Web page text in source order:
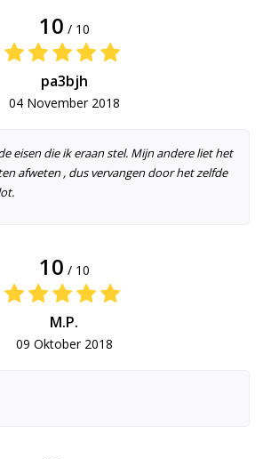
10 / 10
pa3bjh
04 November 2018
eisen die ik eraan stel. Mijn andere liet het
afweten , dus vervangen door het zelfde
10 / 10
M.P.
09 Oktober 2018